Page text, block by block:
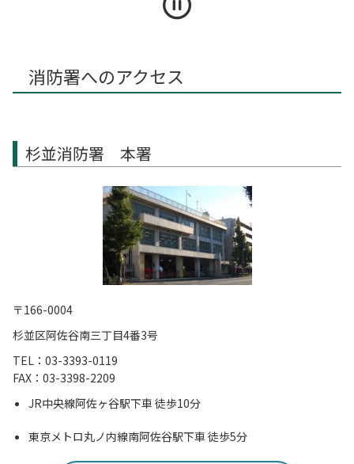
消防署へのアクセス
杉並消防署 本署
〒166-0004
杉並区阿佐谷南三丁目4番3号
TEL：03-3393-0119
FAX：03-3398-2209
JR中央線阿佐ヶ谷駅下車 徒歩10分
東京メトロ丸ノ内線南阿佐谷駅下車 徒歩5分